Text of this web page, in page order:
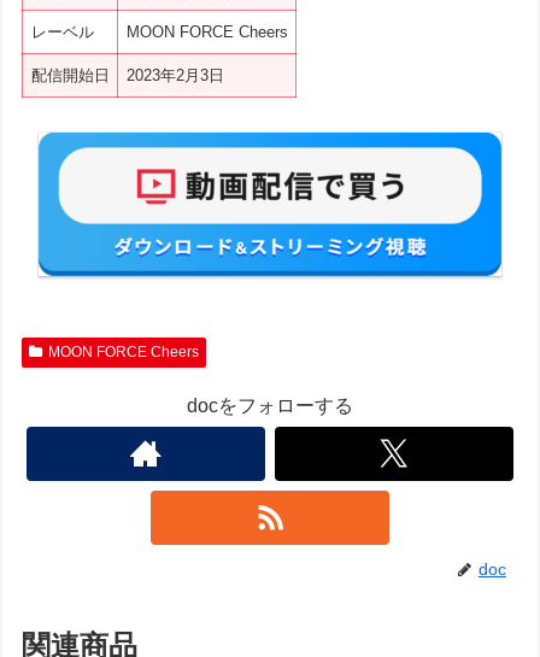
レーベル MOON FORCE Cheers
配信開始日 2023年2月3日
MOON FORCE Cheers
docをフォローする
doc
関連商品